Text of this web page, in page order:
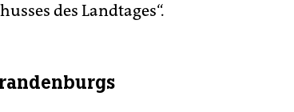
des Landtages“.